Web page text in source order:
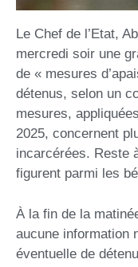
Le Chef de l’Etat,
mercredi soir une
de « mesures
détenus, selon un
mesures,
2025, concernent
incarcérées. Reste
figurent parmi les
À la fin de la
aucune information
éventuelle de